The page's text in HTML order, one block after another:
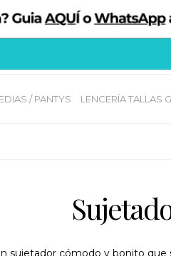
/ PANTYS LENCERÍA TALLAS
sujetador cómodo y bonito